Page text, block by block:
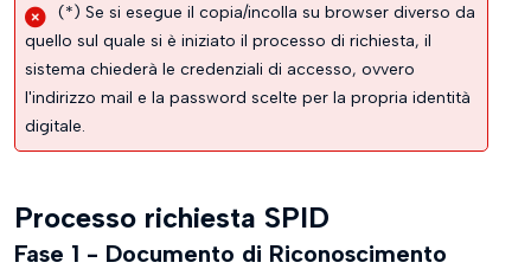
(*) Se si esegue il copia/incolla su browser diverso da
quello sul quale si è iniziato il processo di richiesta, il
sistema chiederà le credenziali di accesso, ovvero
l'indirizzo mail e la password scelte per la propria identità
digitale.
Processo richiesta SPID
Fase 1 - Documento di Riconoscimento